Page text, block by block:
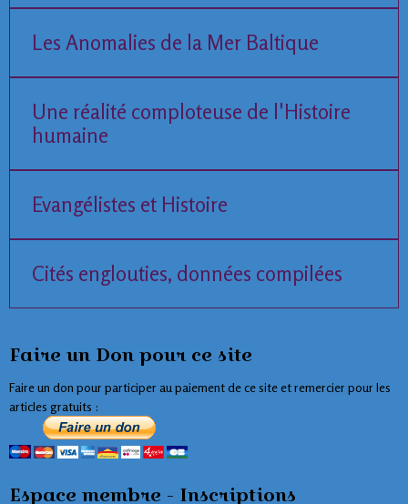
Les Anomalies de la Mer Baltique
Une réalité comploteuse de l'Histoire
humaine
Evangélistes et Histoire
Cités englouties, données compilées
Faire un Don pour ce site
Faire un don pour participer au paiement de ce site et remercier pour les
articles gratuits :
Espace membre - Inscriptions